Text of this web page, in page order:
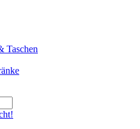
Taschen